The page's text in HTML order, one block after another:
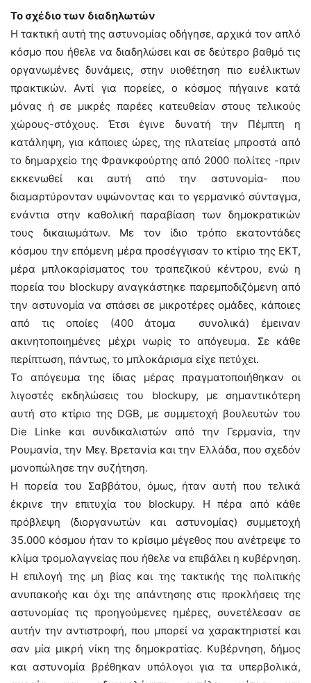
Το σχέδιο των διαδηλωτών
Η τακτική αυτή της αστυνομίας οδήγησε, αρχικά τον απλό
κόσμο που ήθελε να διαδηλώσει και σε δεύτερο βαθμό τις
οργανωμένες δυνάμεις, στην υιοθέτηση πιο ευέλικτων
πρακτικών. Αντί για πορείες, ο κόσμος πήγαινε κατά
μόνας ή σε μικρές παρέες κατευθείαν στους τελικούς
χώρους-στόχους. Έτσι έγινε δυνατή την Πέμπτη η
κατάληψη, για κάποιες ώρες, της πλατείας μπροστά από
το δημαρχείο της Φρανκφούρτης από 2000 πολίτες -πριν
εκκενωθεί και αυτή από την αστυνομία- που
διαμαρτύρονταν υψώνοντας και το γερμανικό σύνταγμα,
ενάντια στην καθολική παραβίαση των δημοκρατικών
τους δικαιωμάτων. Με τον ίδιο τρόπο εκατοντάδες
κόσμου την επόμενη μέρα προσέγγισαν το κτίριο της ΕΚΤ,
μέρα μπλοκαρίσματος του τραπεζικού κέντρου, ενώ η
πορεία του blockupy αναγκάστηκε παρεμποδιζόμενη από
την αστυνομία να σπάσει σε μικροτέρες ομάδες, κάποιες
από τις οποίες (400 άτομα συνολικά) έμειναν
ακινητοποιημένες μέχρι νωρίς το απόγευμα. Σε κάθε
περίπτωση, πάντως, το μπλοκάρισμα είχε πετύχει.
Το απόγευμα της ίδιας μέρας πραγματοποιήθηκαν οι
λιγοστές εκδηλώσεις του blockupy, με σημαντικότερη
αυτή στο κτίριο της DGB, με συμμετοχή βουλευτών του
Die Linke και συνδικαλιστών από την Γερμανία, την
Ρουμανία, την Μεγ. Βρετανία και την Ελλάδα, που σχεδόν
μονοπώλησε την συζήτηση.
Η πορεία του Σαββάτου, όμως, ήταν αυτή που τελικά
έκρινε την επιτυχία του blockupy. Η πέρα από κάθε
πρόβλεψη (διοργανωτών και αστυνομίας) συμμετοχή
35.000 κόσμου ήταν το κρίσιμο μέγεθος που ανέτρεψε το
κλίμα τρομολαγνείας που ήθελε να επιβάλει η κυβέρνηση.
Η επιλογή της μη βίας και της τακτικής της πολιτικής
ανυπακοής και όχι της απάντησης στις προκλήσεις της
αστυνομίας τις προηγούμενες ημέρες, συνετέλεσαν σε
αυτήν την αντιστροφή, που μπορεί να χαρακτηριστεί και
σαν μία μικρή νίκη της δημοκρατίας. Κυβέρνηση, δήμος
και αστυνομία βρέθηκαν υπόλογοι για τα υπερβολικά,